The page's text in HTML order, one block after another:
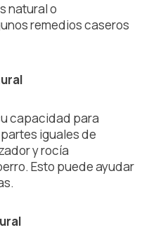
natural o
remedios caseros
capacidad para
iguales de
y rocía
Esto puede ayudar